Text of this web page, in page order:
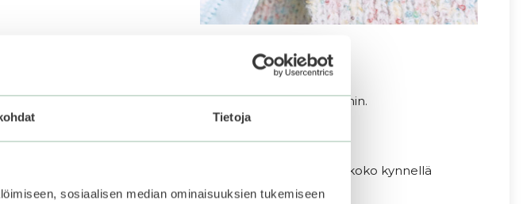
Tietoja
sosiaalisen median ominaisuuksien tukemiseen
kynnen pinnan ja auttaa kynsitarroja pysymään paremmin.
painelemaan tarran reunat kiinni, jotta tarra on varmasti koko kynnellä